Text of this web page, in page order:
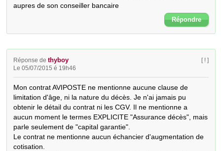
aupres de son conseiller bancaire
Répondre
Réponse dethyboy
Le 05/07/2015 é 19h46
[ ! ]
Mon contrat AVIPOSTE ne mentionne aucune clause de
limitation d'âge, ni la nature du décès. Je n'ai jamais pu
obtenir le détail du contrat ni les CGV. Il ne mentionne a
aucun moment le termes EXPLICITE "Assurance décès", mais
parle seulement de "capital garantie".
Le contrat ne mentionne aucun échancier d'augmentation de
cotisation.